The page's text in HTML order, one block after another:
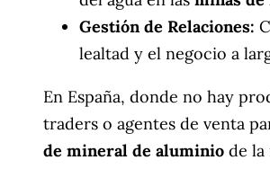
Gestión de Relaciones:
lealtad y el negocio a
En España, donde no hay
traders o agentes de venta
de mineral de aluminio de la